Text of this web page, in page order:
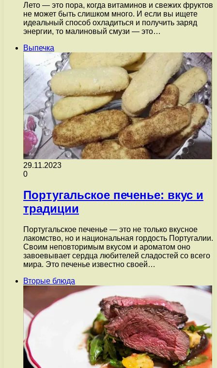
Лето — это пора, когда витаминов и свежих фруктов
не может быть слишком много. И если вы ищете
идеальный способ охладиться и получить заряд
энергии, то малиновый смузи — это…
Выпечка
29.11.2023
0
Португальское печенье: вкус и
традиции
Португальское печенье — это не только вкусное
лакомство, но и национальная гордость Португалии.
Своим неповторимым вкусом и ароматом оно
завоевывает сердца любителей сладостей со всего
мира. Это печенье известно своей…
Вторые блюда